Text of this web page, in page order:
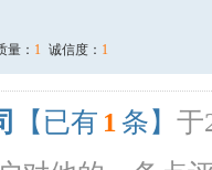
量： 1 诚信度： 1
【已有 1 条】 于